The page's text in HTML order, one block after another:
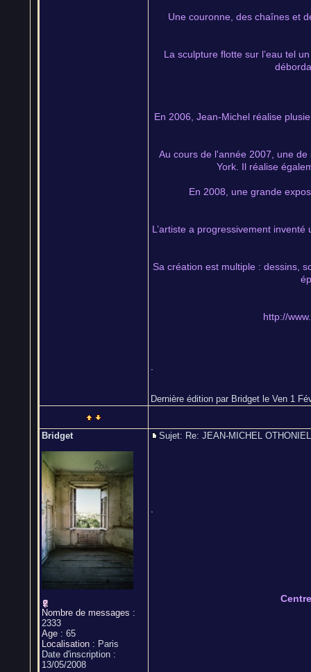
Une couronne, des chaînes et
La sculpture flotte sur l’eau tel
En 2006, Jean-Michel réalise
Au cours de l'année 2007, une
York. Il réalise
En 2008, une grande
L’artiste a progressivement
Sa création est multiple : dessins,
http://
Dernière édition par Bridget le Ven 1
Bridget
Nombre de messages :
2333
Age : 65
Localisation : Paris
Date d'inscription :
13/05/2008
Sujet: Re: JEAN-MICHEL